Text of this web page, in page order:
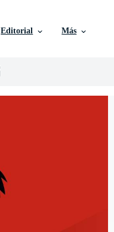
Editorial Más